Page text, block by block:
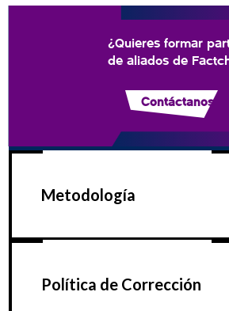
¿Quieres formar
de aliados de
Contáctanos
Metodología
Política de Corrección